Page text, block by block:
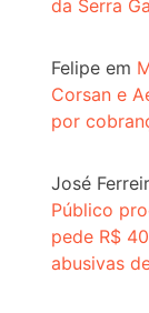
da Serra
Felipe em
Corsan e
por
José
Público
pede R$
abusivas